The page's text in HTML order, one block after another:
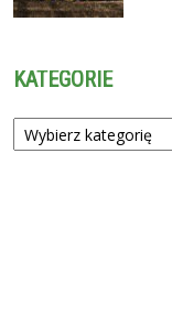
KATEGORIE
Kategorie